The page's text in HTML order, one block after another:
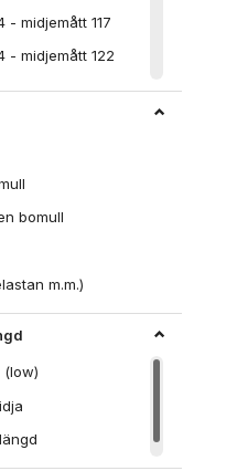
- midjemått 117
- midjemått 122
- midjemått 127
- midjemått 132
- midjemått 137
- midjemått 142
- midjemått 147
- midjemått 152
- midjemått 157
bomull
m.m.)
(low)